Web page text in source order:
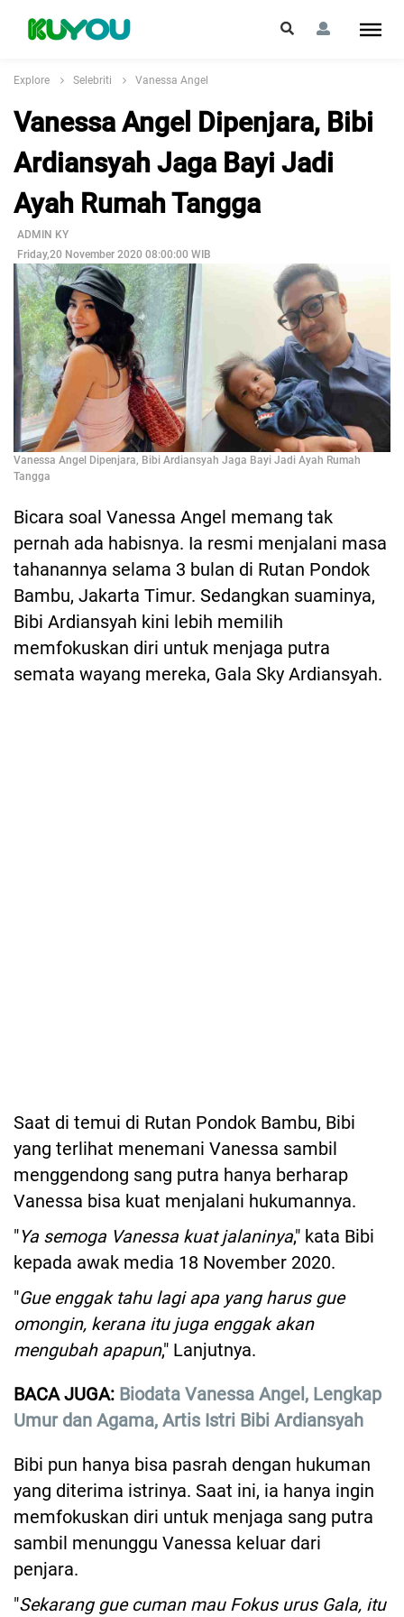
Explore Selebriti Vanessa Angel
Vanessa Angel Dipenjara, Bibi
Ardiansyah Jaga Bayi Jadi
Ayah Rumah Tangga
ADMIN KY
Friday,20 November 2020 08:00:00 WIB
Vanessa Angel Dipenjara, Bibi Ardiansyah Jaga Bayi Jadi Ayah Rumah
Tangga
Bicara soal Vanessa Angel memang tak
pernah ada habisnya. Ia resmi menjalani masa
tahanannya selama 3 bulan di Rutan Pondok
Bambu, Jakarta Timur. Sedangkan suaminya,
Bibi Ardiansyah kini lebih memilih
memfokuskan diri untuk menjaga putra
semata wayang mereka, Gala Sky Ardiansyah.
Saat di temui di Rutan Pondok Bambu, Bibi
yang terlihat menemani Vanessa sambil
menggendong sang putra hanya berharap
Vanessa bisa kuat menjalani hukumannya.
"Ya semoga Vanessa kuat jalaninya," kata Bibi
kepada awak media 18 November 2020.
"Gue enggak tahu lagi apa yang harus gue
omongin, kerana itu juga enggak akan
mengubah apapun," Lanjutnya.
BACA JUGA: Biodata Vanessa Angel, Lengkap
Umur dan Agama, Artis Istri Bibi Ardiansyah
Bibi pun hanya bisa pasrah dengan hukuman
yang diterima istrinya. Saat ini, ia hanya ingin
memfokuskan diri untuk menjaga sang putra
sambil menunggu Vanessa keluar dari
penjara.
"Sekarang gue cuman mau Fokus urus Gala, itu